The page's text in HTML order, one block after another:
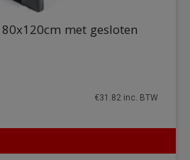
DETAILS
met gesloten
€31.82 inc. BTW